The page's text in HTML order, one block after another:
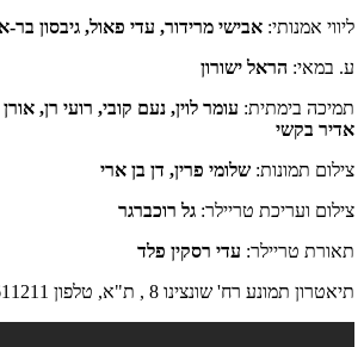
ליווי אמנותי: אבישי מרידור, עדי פאול, גיבסון בר-
ע. במאי: הראל ישורון
תמיכה בימתית: עומר לוין, נעם קובי, רועי רן,
אדיר בקשי
צילום תמונות: שלומי פרין, דן בן ארי
צילום ועריכת טריילר: גל רוכברגר
תאורת טריילר: עדי רסקין פלד
תיאטרון תמונע רח' שונצינו 8 , ת"א, טלפון 03-5611211